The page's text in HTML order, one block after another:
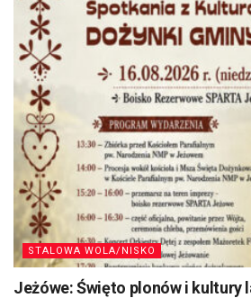
STALOWA WOLA/NISKO
Jeżówe: Święto plonów i kultury